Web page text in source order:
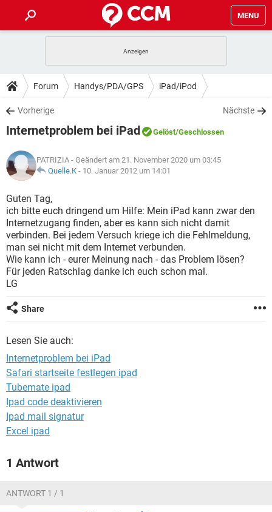
MENU
ANDROID IOS
WINDOWS 10
WHATSAPP TIKTOK
FACEBOOK
TIPPS & TRICKS
SPIELE STREAMING
WHATSAPP TIKTOK
FACEBOOK
DOWNLOADS
SPIELE STREAMING
ANDROID
WINDOWS 10 INSTAGRAM
WHATSAPP
FACEBOOK HARDWARE
SPIELE STREAMING
ANDROID
WINDOWS 10
WHATSAPP TIKTOK
FACEBOOK HARDWARE
LEXIKON
SPIELE
ANDROID IOS
WINDOWS 10 INSTAGRAM
WHATSAPP TIKTOK
FACEBOOK HARDWARE
Forum Handys/PDA/GPS iPad/iPod
Vorherige Nächste
Internetproblem bei iPad Gelöst/Geschlossen
PATRIZIA - Geändert am 21. November 2020 um 03:45
Quelle.K - 10. Januar 2012 um 14:01
Guten Tag,
ich bitte euch dringend um Hilfe: Mein iPad kann zwar den
Internetzugang finden, aber es kann sich nicht damit
verbinden. Bei jedem Versuch kriege ich die Fehlmeldung,
man sei nicht mit dem Internet verbunden.
Wie kann ich - eurer Meinung nach - das Problem lösen?
Für jeden Ratschlag danke ich euch schon mal.
LG
Share
Lesen Sie auch:
Internetproblem bei iPad
Safari startseite festlegen ipad
Tubemate ipad
Ipad code deaktivieren
Ipad mail signatur
Excel ipad
1 Antwort
ANTWORT 1 / 1